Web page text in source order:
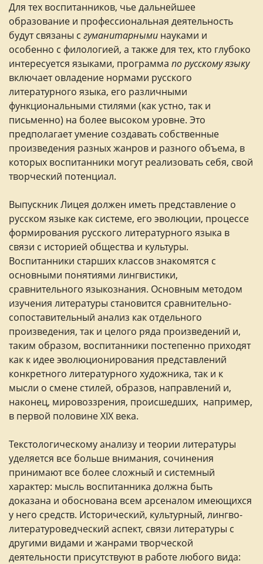
Для тех воспитанников, чье дальнейшее
образование и профессиональная деятельность
будут связаны с гуманитарными науками и
особенно с филологией, а также для тех, кто глубоко
интересуется языками, программа по русскому языку
включает овладение нормами русского
литературного языка, его различными
функциональными стилями (как устно, так и
письменно) на более высоком уровне. Это
предполагает умение создавать собственные
произведения разных жанров и разного объема, в
которых воспитанники могут реализовать себя, свой
творческий потенциал.
Выпускник Лицея должен иметь представление о
русском языке как системе, его эволюции, процессе
формирования русского литературного языка в
связи с историей общества и культуры.
Воспитанники старших классов знакомятся с
основными понятиями лингвистики,
сравнительного языкознания. Основным методом
изучения литературы становится сравнительно-
сопоставительный анализ как отдельного
произведения, так и целого ряда произведений и,
таким образом, воспитанники постепенно приходят
как к идее эволюционирования представлений
конкретного литературного художника, так и к
мысли о смене стилей, образов, направлений и,
наконец, мировоззрения, происшедших, например,
в первой половине XIX века.
Текстологическому анализу и теории литературы
уделяется все больше внимания, сочинения
принимают все более сложный и системный
характер: мысль воспитанника должна быть
доказана и обоснована всем арсеналом имеющихся
у него средств. Исторический, культурный, лингво-
литературоведческий аспект, связи литературы с
другими видами и жанрами творческой
деятельности присутствуют в работе любого вида: